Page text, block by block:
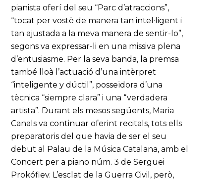
pianista oferí del seu “Parc d’atraccions”,
“tocat per vostè de manera tan intel·ligent i
tan ajustada a la meva manera de sentir-lo”,
segons va expressar-li en una missiva plena
d’entusiasme. Per la seva banda, la premsa
també lloà l’actuació d’una intèrpret
“inteligente y dúctil”, posseïdora d’una
tècnica “siempre clara” i una “verdadera
artista”. Durant els mesos següents, Maria
Canals va continuar oferint recitals, tots ells
preparatoris del que havia de ser el seu
debut al Palau de la Música Catalana, amb el
Concert per a piano núm. 3 de Serguei
Prokófiev. L’esclat de la Guerra Civil, però,